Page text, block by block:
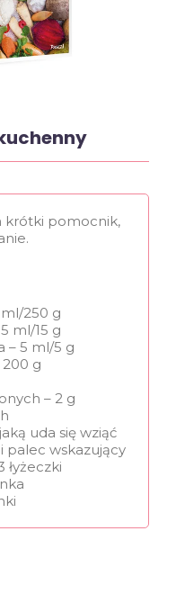
krótki pomocnik,
ml/250 g
ml/15 g
– 5 ml/5 g
200 g
– 2 g
uda się wziąć
palec wskazujący
łyżeczki